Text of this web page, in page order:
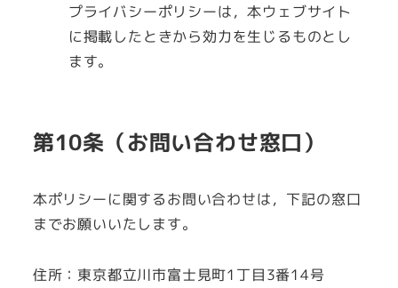
プライバシーポリシーは，本ウェブサイト
に掲載したときから効力を生じるものとし
ます。
第10条（お問い合わせ窓口）
本ポリシーに関するお問い合わせは，下記の窓口
までお願いいたします。
住所：東京都立川市富士見町1丁目3番14号